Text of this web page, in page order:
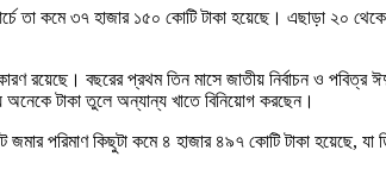
তা কমে ৩৭ হাজার ১৫০ কোটি টাকা হয়েছে। এছাড়া ২০
রয়েছে। বছরের প্রথম তিন মাসে জাতীয় নির্বাচন ও পবিত্র
অনেকে টাকা তুলে অন্যান্য খাতে বিনিয়োগ করছেন।
পরিমাণ কিছুটা কমে ৪ হাজার ৪৯৭ কোটি টাকা হয়েছে, যা